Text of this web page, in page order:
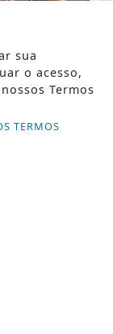
sua
o acesso,
Termos
TERMOS